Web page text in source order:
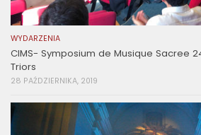
WYDARZENIA
CIMS- Symposium de Musique Sacree
Triors
28 PAŹDZIERNIKA, 2019